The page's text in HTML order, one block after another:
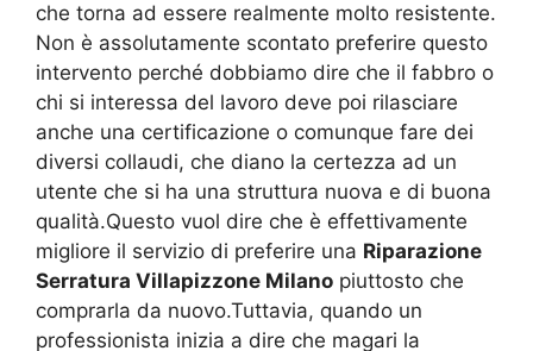
che torna ad essere realmente molto resistente.
Non è assolutamente scontato preferire questo
intervento perché dobbiamo dire che il fabbro o
chi si interessa del lavoro deve poi rilasciare
anche una certificazione o comunque fare dei
diversi collaudi, che diano la certezza ad un
utente che si ha una struttura nuova e di buona
qualità.Questo vuol dire che è effettivamente
migliore il servizio di preferire una Riparazione
Serratura Villapizzone Milano piuttosto che
comprarla da nuovo.Tuttavia, quando un
professionista inizia a dire che magari la